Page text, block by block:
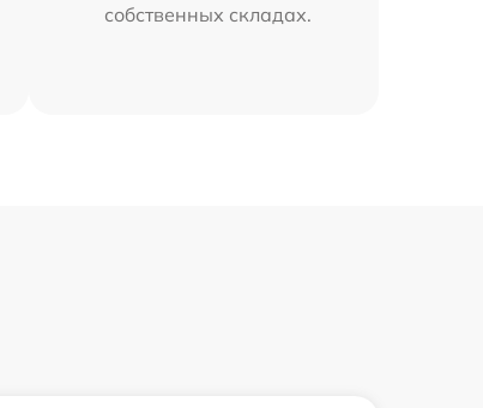
собственных складах.